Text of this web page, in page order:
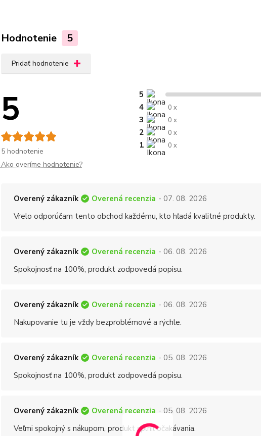
Hodnotenie 5
Pridať hodnotenie
5
5 hodnotenie
5
4
0 x
3 0 x
2 0 x
1 0 x
Ako overíme hodnotenie?
Overený zákazník Overená recenzia - 07. 08. 2026
Vrelo odporúčam tento obchod každému, kto hľadá kvalitné produkty.
Overený zákazník Overená recenzia - 06. 08. 2026
Spokojnosť na 100%, produkt zodpovedá popisu.
Overený zákazník Overená recenzia - 06. 08. 2026
Nakupovanie tu je vždy bezproblémové a rýchle.
Overený zákazník Overená recenzia - 05. 08. 2026
Spokojnosť na 100%, produkt zodpovedá popisu.
Overený zákazník Overená recenzia - 05. 08. 2026
Veľmi spokojný s nákupom, produkt splnil očakávania.